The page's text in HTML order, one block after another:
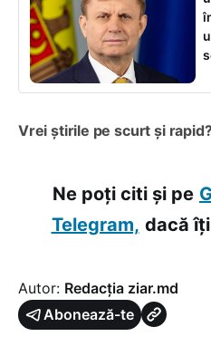
Vrei știrile pe scurt și
Ne poți citi și pe
Telegram, dacă
Autor: Redacția ziar.md
Abonează-te